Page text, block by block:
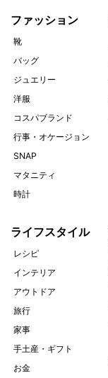
ファッション
靴
バッグ
ジュエリー
洋服
コスパブランド
行事・オケージョン
SNAP
マタニティ
時計
ライフスタイル
レシピ
インテリア
アウトドア
旅行
家事
手土産・ギフト
お金